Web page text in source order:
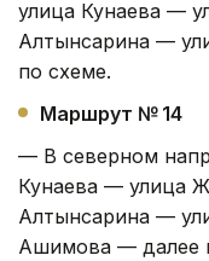
улица Кунаева —
Алтынсарина —
по схеме.
Маршрут № 14
— В северном
Кунаева — улица
Алтынсарина —
Ашимова — далее